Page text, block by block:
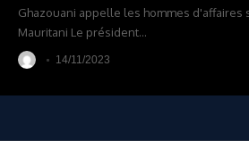
Ghazouani appelle les hommes d'affaires
Mauritani Le président…
14/11/2023